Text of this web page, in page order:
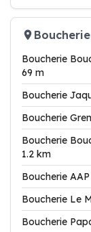
Boucherie
69 m
Boucherie
Boucherie
Boucherie
1.2 km
Boucherie
Boucherie Le
Boucherie